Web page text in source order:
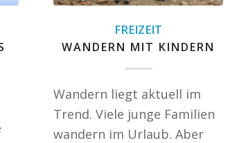
FREIZEIT
WANDERN MIT KINDERN
Wandern liegt aktuell im
Trend. Viele junge Familien
wandern im Urlaub. Aber